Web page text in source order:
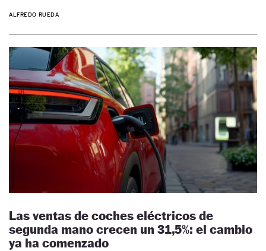
ALFREDO RUEDA
Las ventas de coches eléctricos de
segunda mano crecen un 31,5%: el cambio
ya ha comenzado